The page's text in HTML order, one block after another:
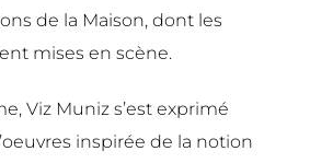
de la Maison, dont les
mises en scène.
Viz Muniz s’est exprimé
inspirée de la notion